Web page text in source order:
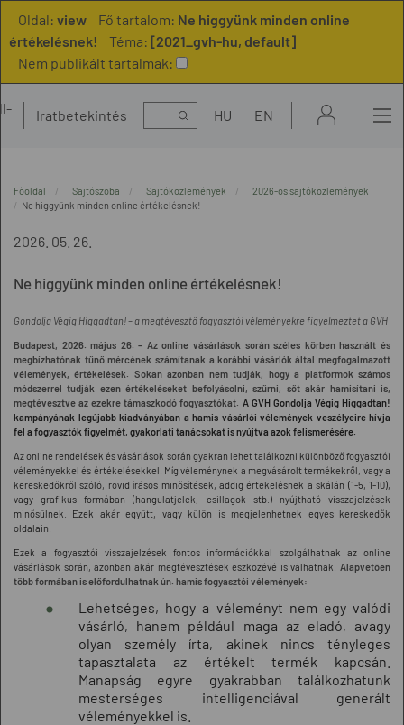
Oldal: view Fő tartalom: Ne higgyünk minden online
értékelésnek!
Téma: [2021_gvh-hu, default]
Nem publikált tartalmak:
Iratbetekintés Kereső HU EN
Főoldal Sajtószoba Sajtóközlemények
2026-os sajtóközlemények
Ne higgyünk minden online értékelésnek!
2026. 05. 26.
Ne higgyünk minden online értékelésnek!
Gondolja Végig Higgadtan! – a megtévesztő fogyasztói véleményekre figyelmeztet a GVH
Budapest, 2026. május 26. – Az online vásárlások során széles körben használt és
megbízhatónak tűnő mércének számítanak a korábbi vásárlók által megfogalmazott
vélemények, értékelések. Sokan azonban nem tudják, hogy a platformok számos
módszerrel tudják ezen értékeléseket befolyásolni, szűrni, sőt akár hamisítani is,
megtévesztve az ezekre támaszkodó fogyasztókat. A GVH Gondolja Végig Higgadtan!
kampányának legújabb kiadványában a hamis vásárlói vélemények veszélyeire hívja
fel a fogyasztók figyelmét, gyakorlati tanácsokat is nyújtva azok felismerésére.
Az online rendelések és vásárlások során gyakran lehet találkozni különböző fogyasztói
véleményekkel és értékelésekkel. Míg véleménynek a megvásárolt termékekről, vagy a
kereskedőkről szóló, rövid írásos minősítések, addig értékelésnek a skálán (1-5, 1-10),
vagy grafikus formában (hangulatjelek, csillagok stb.) nyújtható visszajelzések
minősülnek. Ezek akár együtt, vagy külön is megjelenhetnek egyes kereskedők
oldalain.
Ezek a fogyasztói visszajelzések fontos információkkal szolgálhatnak az online
vásárlások során, azonban akár megtévesztések eszközévé is válhatnak. Alapvetően
több formában is előfordulhatnak ún. hamis fogyasztói vélemények:
Lehetséges, hogy a véleményt nem egy valódi
vásárló, hanem például maga az eladó, avagy
olyan személy írta, akinek nincs tényleges
tapasztalata az értékelt termék kapcsán.
Manapság egyre gyakrabban találkozhatunk
mesterséges intelligenciával generált
véleményekkel is.